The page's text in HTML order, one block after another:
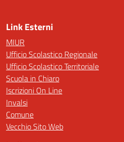
Link Esterni
MIUR
Ufficio Scolastico Regionale
Ufficio Scolastico Territoriale
Scuola in Chiaro
Iscrizioni On Line
Invalsi
Comune
Vecchio Sito Web